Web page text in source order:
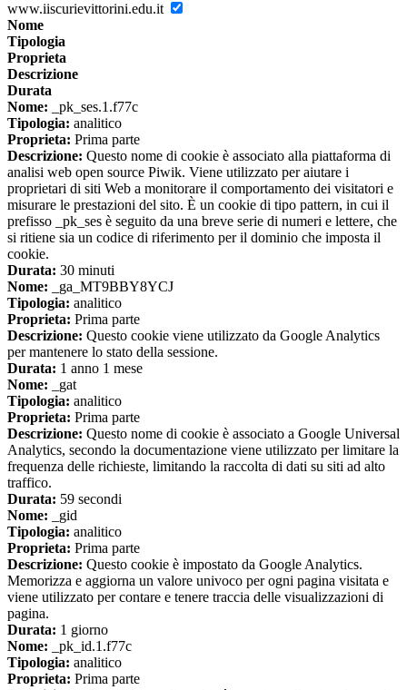
www.iiscurievittorini.edu.it
Nome
Tipologia
Proprieta
Descrizione
Durata
Nome: _pk_ses.1.f77c
Tipologia: analitico
Proprieta: Prima parte
Descrizione: Questo nome di cookie è associato alla piattaforma di
analisi web open source Piwik. Viene utilizzato per aiutare i
proprietari di siti Web a monitorare il comportamento dei visitatori e
misurare le prestazioni del sito. È un cookie di tipo pattern, in cui il
prefisso _pk_ses è seguito da una breve serie di numeri e lettere, che
si ritiene sia un codice di riferimento per il dominio che imposta il
cookie.
Durata: 30 minuti
Nome: _ga_MT9BBY8YCJ
Tipologia: analitico
Proprieta: Prima parte
Descrizione: Questo cookie viene utilizzato da Google Analytics
per mantenere lo stato della sessione.
Durata: 1 anno 1 mese
Nome: _gat
Tipologia: analitico
Proprieta: Prima parte
Descrizione: Questo nome di cookie è associato a Google Universal
Analytics, secondo la documentazione viene utilizzato per limitare la
frequenza delle richieste, limitando la raccolta di dati su siti ad alto
traffico.
Durata: 59 secondi
Nome: _gid
Tipologia: analitico
Proprieta: Prima parte
Descrizione: Questo cookie è impostato da Google Analytics.
Memorizza e aggiorna un valore univoco per ogni pagina visitata e
viene utilizzato per contare e tenere traccia delle visualizzazioni di
pagina.
Durata: 1 giorno
Nome: _pk_id.1.f77c
Tipologia: analitico
Proprieta: Prima parte